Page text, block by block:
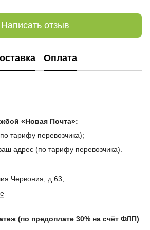
Написать отзыв
Оплата
«Новая Почта»:
тарифу перевозчика);
адрес (по тарифу перевозчика).
Червония, д.63;
(по предоплате 30% на счёт ФЛП)